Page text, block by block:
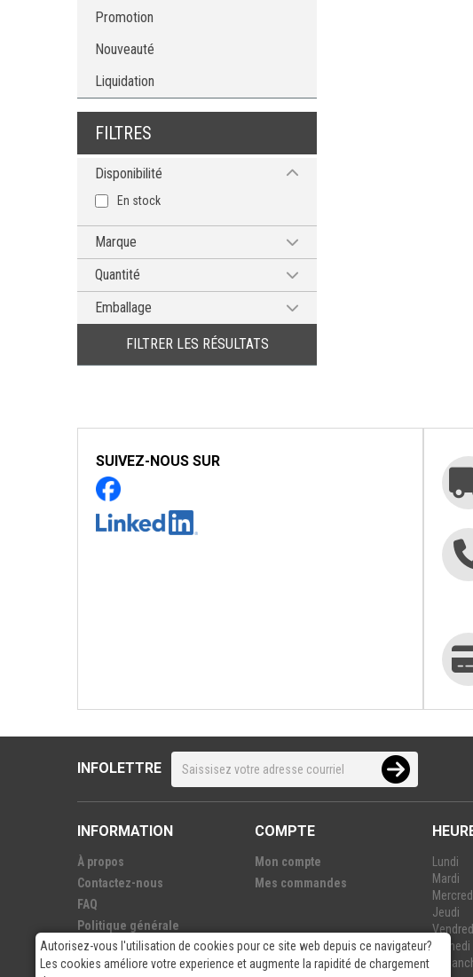
Autorisez-vous l'utilisation de cookies pour ce site web depuis ce navigateur?
Les cookies améliore votre experience et augmente la rapidité de chargement
Promotion
Nouveauté
Liquidation
FILTRES
Disponibilité
En stock
Marque
MG CHEMICALS
Quantité
234g
Emballage
Aérosol
FILTRER LES RÉSULTATS
SUIVEZ-NOUS SUR
INFOLETTRE
INFORMATION
À propos
Contactez-nous
FAQ
Politique générale
Nos fournisseurs
COMPTE
Mon compte
Mes commandes
Lundi
Mardi
Jeudi
Samedi